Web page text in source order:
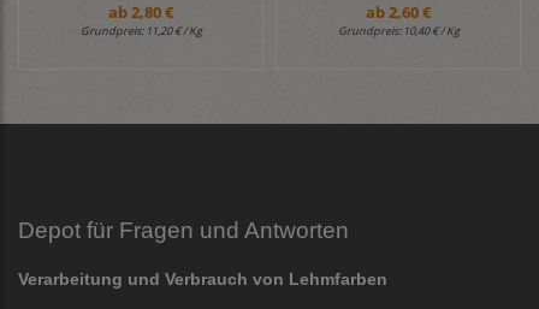
ab2,80 €
Grundpreis: 11,20 € / Kg
ab2,60 €
Grundpreis: 10,40 € / Kg
Depot für Fragen und Antworten
Verarbeitung und Verbrauch von Lehmfarben